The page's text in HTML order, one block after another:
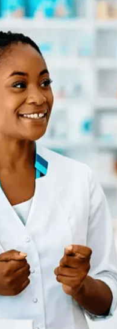
Vila PortoVotupoca
Pirapora do Bom Jesus